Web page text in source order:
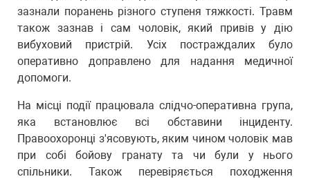
зазнали поранень різного ступеня тяжкості. Травм
також зазнав і сам чоловік, який привів у дію
вибуховий пристрій. Усіх постраждалих було
оперативно доправлено для надання медичної
допомоги.
На місці події працювала слідчо-оперативна група,
яка встановлює всі обставини інциденту.
Правоохоронці з'ясовують, яким чином чоловік мав
при собі бойову гранату та чи були у нього
спільники. Також перевіряється походження